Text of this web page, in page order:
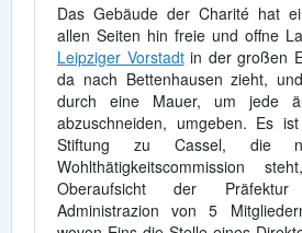
Das Gebäude der Charité hat
allen Seiten hin freie und offne
Leipziger Vorstadtin der großen
da nach Bettenhausen zieht,
durch eine Mauer, um jede
abzuschneiden, umgeben. Es
Stiftung zu Cassel, die
Wohlthätigkeitscommission
Oberaufsicht der
Administrazion von 5